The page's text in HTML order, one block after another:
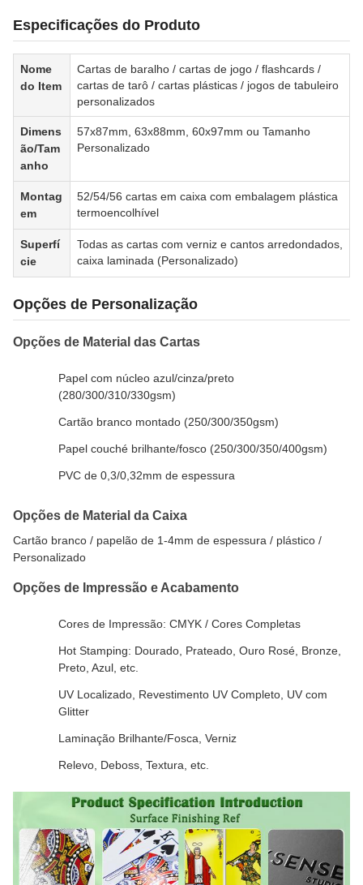
Especificações do Produto
Nome
do Item
Cartas de baralho / cartas de jogo / flashcards /
cartas de tarô / cartas plásticas / jogos de tabuleiro
personalizados
Dimens
ão/Tam
anho
57x87mm, 63x88mm, 60x97mm ou Tamanho
Personalizado
Montag
em
52/54/56 cartas em caixa com embalagem plástica
termoencolhível
Superfí
cie
Todas as cartas com verniz e cantos arredondados,
caixa laminada (Personalizado)
Opções de Personalização
Opções de Material das Cartas
Papel com núcleo azul/cinza/preto
(280/300/310/330gsm)
Cartão branco montado (250/300/350gsm)
Papel couché brilhante/fosco (250/300/350/400gsm)
PVC de 0,3/0,32mm de espessura
Opções de Material da Caixa
Cartão branco / papelão de 1-4mm de espessura / plástico /
Personalizado
Opções de Impressão e Acabamento
Cores de Impressão: CMYK / Cores Completas
Hot Stamping: Dourado, Prateado, Ouro Rosé, Bronze,
Preto, Azul, etc.
UV Localizado, Revestimento UV Completo, UV com
Glitter
Laminação Brilhante/Fosca, Verniz
Relevo, Deboss, Textura, etc.